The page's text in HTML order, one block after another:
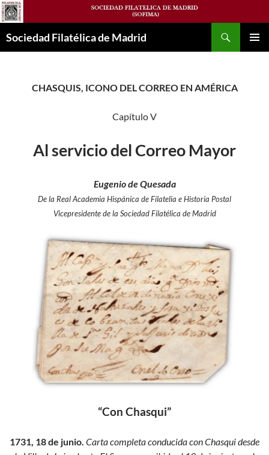
Saltar
al
contenido
Sociedad Filatélica de Madrid
CHASQUIS, ICONO DEL CORREO EN AMÉRICA
Capítulo V
Al servicio del Correo Mayor
Eugenio de Quesada
De la Real Academia Hispánica de Filatelia e Historia Postal
Vicepresidente de la Sociedad Filatélica de Madrid
“Con Chasqui”
1731, 18 de junio. Carta completa conducida con Chasqui desde